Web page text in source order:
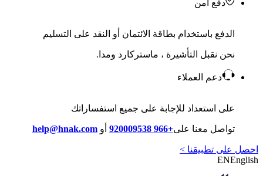
دفع امن
الدفع باستخدام بطاقة الائتمان أو النقد على التسليم
نحن نقبل التأشيرة ، ماستركارد ومدا.
دعم العملاء
على استعداد للإجابة على جميع استفساراتك
تواصل معنا على+966 920009538 أو help@hnak.com
احصل على تطبيقنا >
ENEnglish